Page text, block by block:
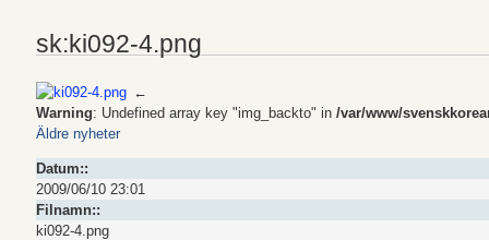
sk:ki092-4.png
←
Warning: Undefined array key "img_backto" in /var/www/
Äldre nyheter
Datum::
2009/06/10 23:01
Filnamn::
ki092-4.png